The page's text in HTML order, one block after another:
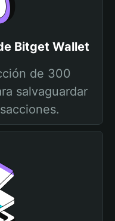
Bitget Wallet
de 300
salvaguardar